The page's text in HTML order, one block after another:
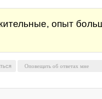
опыт